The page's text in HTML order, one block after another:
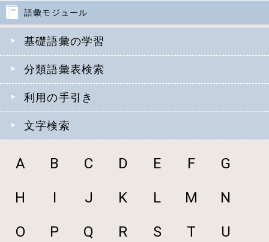
語彙モジュール
基礎語彙の学習
分類語彙表検索
利用の手引き
文字検索
A B C D E F G
H I J K L M N
O P Q R S T U